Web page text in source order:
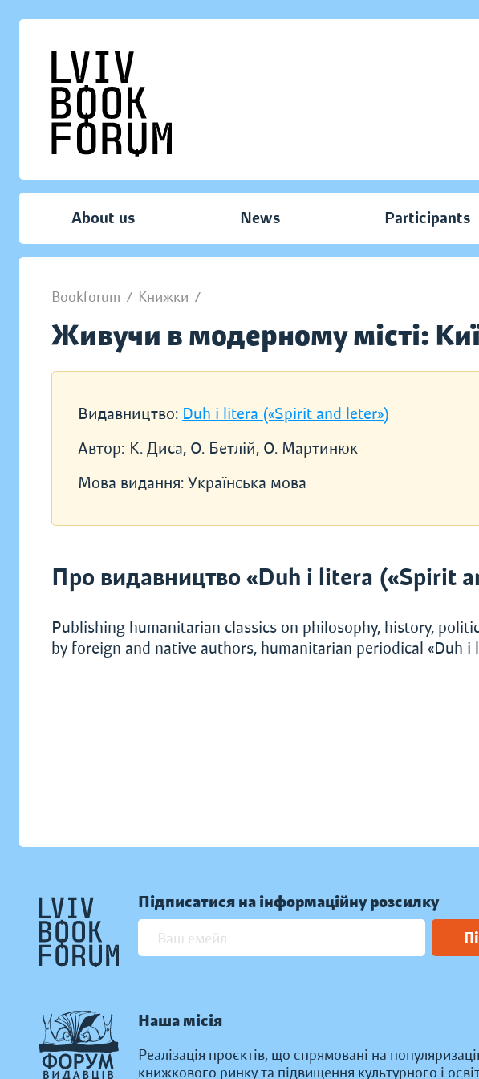
About us News Participants
Bookforum / Книжки /
Живучи в модерному місті:
Видавництво: Duh i litera («Spirit and leter»)
Автор: К. Диса, О. Бетлій, О. Мартинюк
Мова видання: Українська мова
Про видавництво «Duh i litera («Spirit
Publishing humanitarian classics on philosophy, history,
by foreign and native authors, humanitarian periodical «Duh i
Підписатися на інформаційну розсилку
Наша місія
Реалізація проєктів, що спрямовані на
книжкового ринку та підвищення культурного і